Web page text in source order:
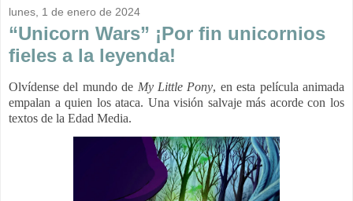
lunes, 1 de enero de 2024
“Unicorn Wars” ¡Por fin unicornios
fieles a la leyenda!
Olvídense del mundo de My Little Pony, en esta película animada
empalan a quien los ataca. Una visión salvaje más acorde con los
textos de la Edad Media.